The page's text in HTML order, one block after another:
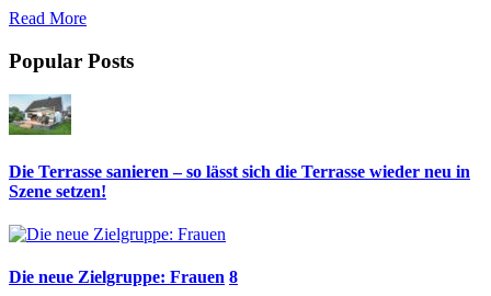
Read More
Popular Posts
Die Terrasse sanieren – so lässt sich die Terrasse wieder neu in
Szene setzen!
Die neue Zielgruppe: Frauen 8